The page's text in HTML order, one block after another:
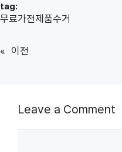
tag:
무료가전제품수거
« 이전
Leave a Comment